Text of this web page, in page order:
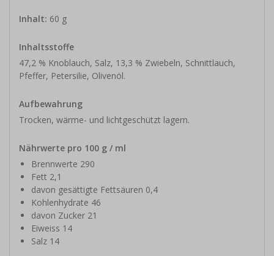
Inhalt: 60 g
Inhaltsstoffe
47,2 % Knoblauch, Salz, 13,3 % Zwiebeln, Schnittlauch,
Pfeffer, Petersilie, Olivenöl.
Aufbewahrung
Trocken, wärme- und lichtgeschützt lagern.
Nährwerte pro 100 g / ml
Brennwerte 290
Fett 2,1
davon gesättigte Fettsäuren 0,4
Kohlenhydrate 46
davon Zucker 21
Eiweiss 14
Salz 14